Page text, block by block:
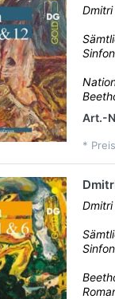
Art.-
*